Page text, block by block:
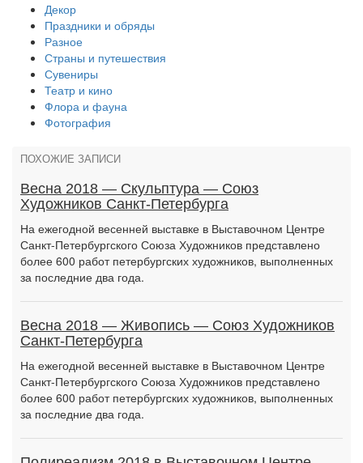
Декор
Праздники и обряды
Разное
Страны и путешествия
Сувениры
Театр и кино
Флора и фауна
Фотография
ПОХОЖИЕ ЗАПИСИ
Весна 2018 — Скульптура — Союз
Художников Санкт-Петербурга
На ежегодной весенней выставке в Выставочном Центре
Санкт-Петербургского Союза Художников представлено
более 600 работ петербургских художников, выполненных
за последние два года.
Весна 2018 — Живопись — Союз Художников
Санкт-Петербурга
На ежегодной весенней выставке в Выставочном Центре
Санкт-Петербургского Союза Художников представлено
более 600 работ петербургских художников, выполненных
за последние два года.